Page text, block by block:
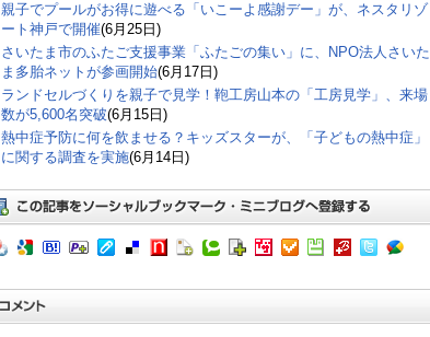
親子でプールがお得に遊べる「いこーよ感謝デー」が、ネスタリゾ
ート神戸で開催(6月25日)
さいたま市のふたご支援事業「ふたごの集い」に、NPO法人さいた
ま多胎ネットが参画開始(6月17日)
ランドセルづくりを親子で見学！鞄工房山本の「工房見学」、来場
数が5,600名突破(6月15日)
熱中症予防に何を飲ませる？キッズスターが、「子どもの熱中症」
に関する調査を実施(6月14日)